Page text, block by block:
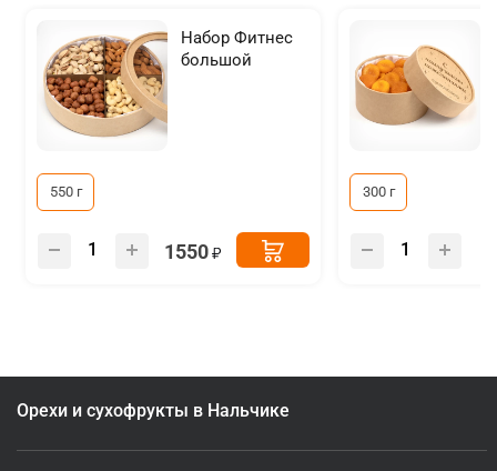
Набор Фитнес
большой
550 г
1550
300 г
Орехи и сухофрукты в Нальчике